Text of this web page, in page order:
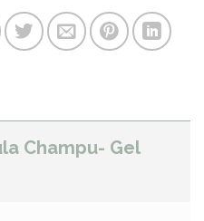
Champu- Gel